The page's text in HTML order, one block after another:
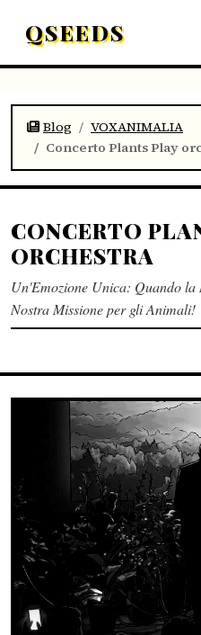
QSEEDS
Blog
VOXANIMALIA
Concerto Plants Play
CONCERTO
ORCHESTRA
Un'Emozione Unica: Quando la
Nostra Missione per gli Animali!